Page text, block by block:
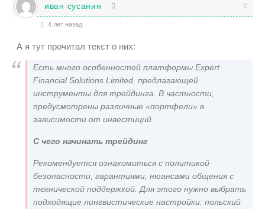
иван сусанин
4 лет назад
А я тут прочитал текст о них:
Есть много особенностей платформы Expert
Financial Solutions Limited, предлагающей
инструменты для трейдинга. В частности,
предусмотрены различные «портфели» в
зависимости от инвестиций.
С чего начинать трейдинг
Рекомендуется ознакомиться с политикой
безопасности, гарантиями, нюансами общения с
технической поддержкой. Для этого нужно выбрать
подходящие лингвистические настройки: польский